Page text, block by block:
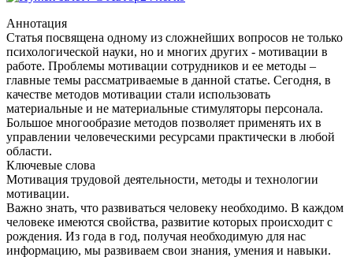
Аннотация
Статья посвящена одному из сложнейших вопросов не только
психологической науки, но и многих других - мотивации в
работе. Проблемы мотивации сотрудников и ее методы –
главные темы рассматриваемые в данной статье. Сегодня, в
качестве методов мотивации стали использовать
материальные и не материальные стимуляторы персонала.
Большое многообразие методов позволяет применять их в
управлении человеческими ресурсами практически в любой
области.
Ключевые слова
Мотивация трудовой деятельности, методы и технологии
мотивации.
Важно знать, что развиваться человеку необходимо. В каждом
человеке имеются свойства, развитие которых происходит с
рождения. Из года в год, получая необходимую для нас
информацию, мы развиваем свои знания, умения и навыки.